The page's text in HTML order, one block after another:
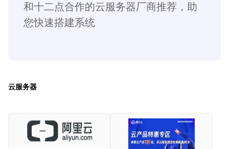
和十二点合作的云服务器厂商推荐，助
您快速搭建系统
云服务器